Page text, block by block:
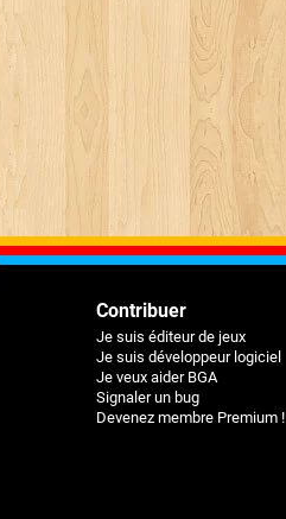
Contribuer
Je suis éditeur de jeux
Je suis développeur logiciel
Je veux aider BGA
Signaler un bug
Devenez membre Premium !